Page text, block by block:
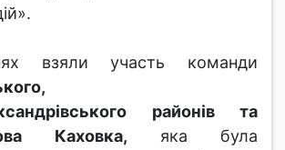
взяли участь команди
районів та
Каховка, яка була